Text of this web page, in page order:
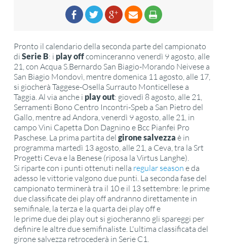
Pronto il calendario della seconda parte del campionato
di Serie B: i play offcominceranno venerdì 9 agosto, alle
21, con Acqua S.Bernardo San Biagio-Morando Neivese a
San Biagio Mondovì, mentre domenica 11 agosto, alle 17,
si giocherà Taggese-Osella Surrauto Monticellese a
Taggia. Al via anche i play out: giovedì 8 agosto, alle 21,
Serramenti Bono Centro Incontri-Speb a San Pietro del
Gallo, mentre ad Andora, venerdì 9 agosto, alle 21, in
campo Vini Capetta Don Dagnino e Bcc Pianfei Pro
Paschese. La prima partita del girone salvezza è in
programma martedì 13 agosto, alle 21, a Ceva, tra la Srt
Progetti Ceva e la Benese (riposa la Virtus Langhe).
Si riparte con i punti ottenuti nella regular season e da
adesso le vittorie valgono due punti. La seconda fase del
campionato terminerà tra il 10 e il 13 settembre: le prime
due classificate dei play off andranno direttamente in
semifinale, la terza e la quarta dei play off e
le prime due dei play out si giocheranno gli spareggi per
definire le altre due semifinaliste. L'ultima classificata del
girone salvezza retrocederà in Serie C1.